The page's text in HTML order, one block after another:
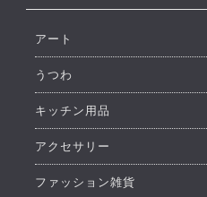
アート
うつわ
キッチン用品
アクセサリー
ファッション雑貨